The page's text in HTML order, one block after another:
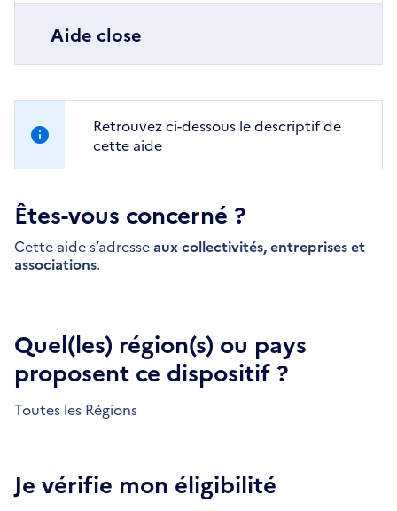
Aide close
Retrouvez ci-dessous le descriptif de
cette aide
Êtes-vous concerné ?
Cette aide s’adresseaux collectivités, entreprises et
associations.
Quel(les) région(s) ou pays
proposent ce dispositif ?
Toutes les Régions
Je vérifie mon éligibilité